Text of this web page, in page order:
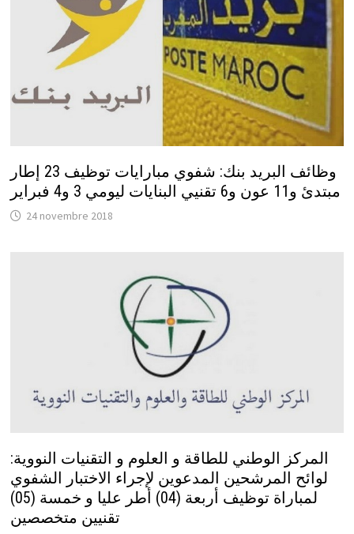
وظائف البريد بنك: شفوي مبارايات توظيف 23 إطار
مبتدئ و11 عون و6 تقنيي البنايات ليومي 3 و4 فبراير
24 novembre 2018
المركز الوطني للطاقة و العلوم و التقنيات النووية:
لوائح المرشحين المدعوين لإجراء الاختبار الشفوي
لمباراة توظيف أربعة (04) أطر عليا و خمسة (05)
تقنيين متخصصين